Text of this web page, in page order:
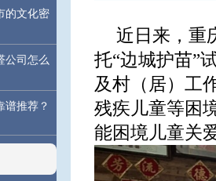
的文化密
公司怎么
谱推荐？
近日来，重
托“边城护苗”
及村（居）工
残疾儿童等困
能困境儿童关